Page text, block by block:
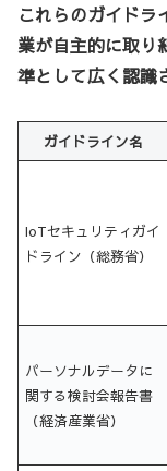
これらのガイドラ
業が自主的に取り
準として広く認識
ガイドライン名
IoTセキュリティガイ
ドライン（総務省）
パーソナルデータに
関する検討会報告書
（経済産業省）